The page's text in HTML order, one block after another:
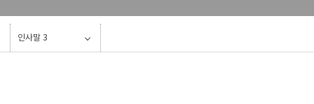
Current Members
인사말 3